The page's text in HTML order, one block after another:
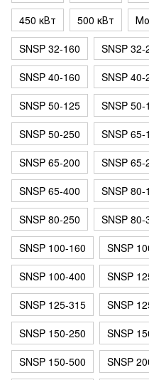
450 кВт
500 кВт
SNSP 32-160
SNSP 32-
SNSP 40-160
SNSP 40-
SNSP 50-125
SNSP 50-
SNSP 50-250
SNSP 65-
SNSP 65-200
SNSP 65-
SNSP 65-400
SNSP 80-
SNSP 80-250
SNSP 80-
SNSP 100-160
SNSP
SNSP 100-400
SNSP
SNSP 125-315
SNSP
SNSP 150-250
SNSP
SNSP 150-500
SNSP